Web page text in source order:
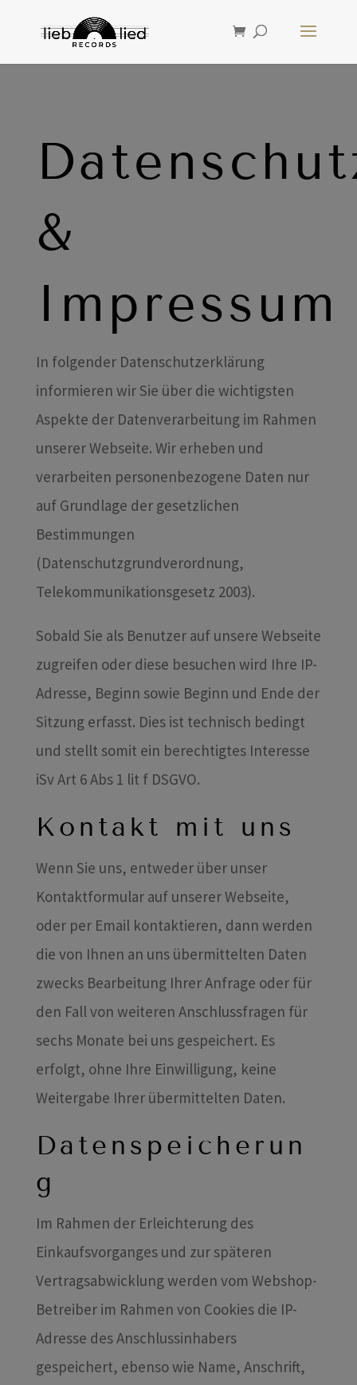
&
Impressum
In folgender Datenschutzerklärung
informieren wir Sie über die wichtigsten
Aspekte der Datenverarbeitung im Rahmen
unserer Webseite. Wir erheben und
verarbeiten personenbezogene Daten nur
auf Grundlage der gesetzlichen
Bestimmungen
(Datenschutzgrundverordnung,
Telekommunikationsgesetz 2003).
Sobald Sie als Benutzer auf unsere Webseite
zugreifen oder diese besuchen wird Ihre IP-
Adresse, Beginn sowie Beginn und Ende der
Sitzung erfasst. Dies ist technisch bedingt
und stellt somit ein berechtigtes Interesse
iSv Art 6 Abs 1 lit f DSGVO.
Kontakt mit uns
Wenn Sie uns, entweder über unser
Kontaktformular auf unserer Webseite,
oder per Email kontaktieren, dann werden
die von Ihnen an uns übermittelten Daten
zwecks Bearbeitung Ihrer Anfrage oder für
den Fall von weiteren Anschlussfragen für
sechs Monate bei uns gespeichert. Es
erfolgt, ohne Ihre Einwilligung, keine
Weitergabe Ihrer übermittelten Daten.
Datenspeicherun
g
Im Rahmen der Erleichterung des
Einkaufsvorganges und zur späteren
Vertragsabwicklung werden vom Webshop-
Betreiber im Rahmen von Cookies die IP-
Adresse des Anschlussinhabers
gespeichert, ebenso wie Name, Anschrift,